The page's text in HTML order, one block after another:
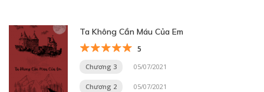
Ta Không Cần Máu Của Em
5
Chương 3 05/07/2021
Chương 2 05/07/2021